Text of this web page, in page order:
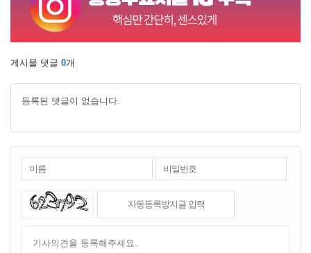
게시물 댓글 0개
등록된 댓글이 없습니다.